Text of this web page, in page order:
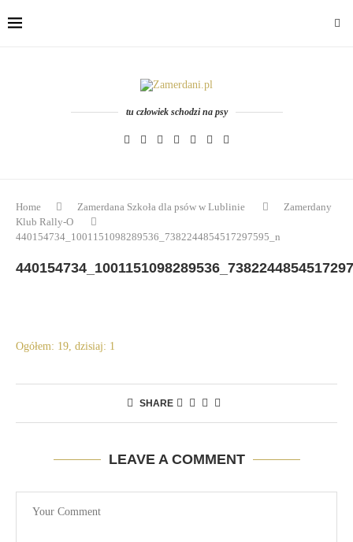
tu człowiek schodzi na psy
Home Zamerdana Szkoła dla psów w Lublinie
Zamerdany
Klub Rally-O
440154734_1001151098289536_7382244854517297595_n
Ogółem: 19, dzisiaj: 1
SHARE
LEAVE A COMMENT